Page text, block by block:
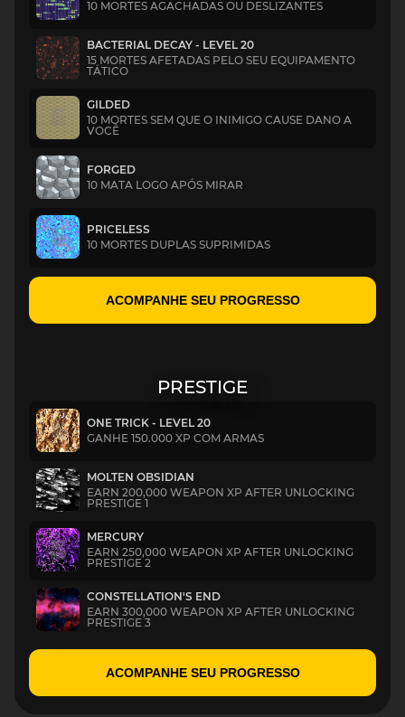
10 MORTES AGACHADAS OU DESLIZANTES
BACTERIAL DECAY - LEVEL 20
15 MORTES AFETADAS PELO SEU EQUIPAMENTO
TÁTICO
GILDED
10 MORTES SEM QUE O INIMIGO CAUSE DANO A
VOCÊ
FORGED
10 MATA LOGO APÓS MIRAR
PRICELESS
10 MORTES DUPLAS SUPRIMIDAS
ACOMPANHE SEU PROGRESSO
PRESTIGE
ONE TRICK - LEVEL 20
GANHE 150.000 XP COM ARMAS
MOLTEN OBSIDIAN
EARN 200,000 WEAPON XP AFTER UNLOCKING
PRESTIGE 1
MERCURY
EARN 250,000 WEAPON XP AFTER UNLOCKING
PRESTIGE 2
CONSTELLATION'S END
EARN 300,000 WEAPON XP AFTER UNLOCKING
PRESTIGE 3
ACOMPANHE SEU PROGRESSO